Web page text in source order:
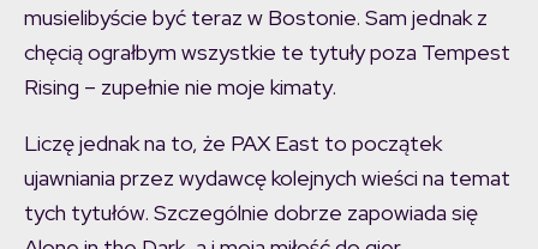
musielibyście być teraz w Bostonie. Sam jednak z
chęcią ograłbym wszystkie te tytuły poza Tempest
Rising – zupełnie nie moje kimaty.
Liczę jednak na to, że PAX East to początek
ujawniania przez wydawcę kolejnych wieści na temat
tych tytułów. Szczególnie dobrze zapowiada się